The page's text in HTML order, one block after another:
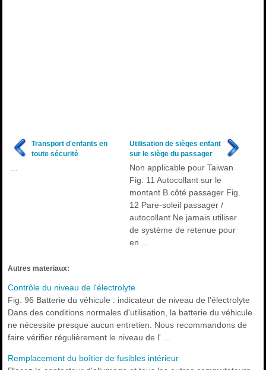
Transport d'enfants en
toute sécurité
Utilisation de sièges enfant
sur le siège du passager
Non applicable pour Taiwan
Fig. 11 Autocollant sur le
montant B côté passager Fig.
12 Pare-soleil passager /
autocollant Ne jamais utiliser
de système de retenue pour
en ...
Autres materiaux:
Contrôle du niveau de l'électrolyte
Fig. 96 Batterie du véhicule : indicateur de niveau de l'électrolyte
Dans des conditions normales d'utilisation, la batterie du véhicule
ne nécessite presque aucun entretien. Nous recommandons de
faire vérifier régulièrement le niveau de l' ...
Remplacement du boîtier de fusibles intérieur